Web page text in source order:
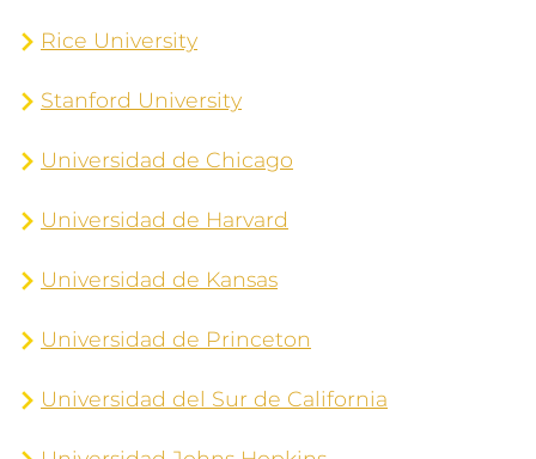
Rice University
Stanford University
Universidad de Chicago
Universidad de Harvard
Universidad de Kansas
Universidad de Princeton
Universidad del Sur de California